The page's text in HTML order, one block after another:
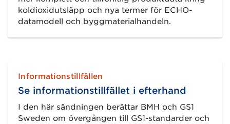
koldioxidutsläpp och nya termer för ECHO-
datamodell och byggmaterialhandeln.
Informationstillfällen
Se informationstillfället i efterhand
I den här sändningen berättar BMH och GS1
Sweden om övergången till GS1-standarder och